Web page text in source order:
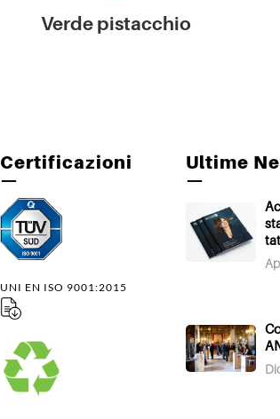
Verde pistacchio
Certificazioni
—
UNI EN ISO 9001:2015
Ultime
—